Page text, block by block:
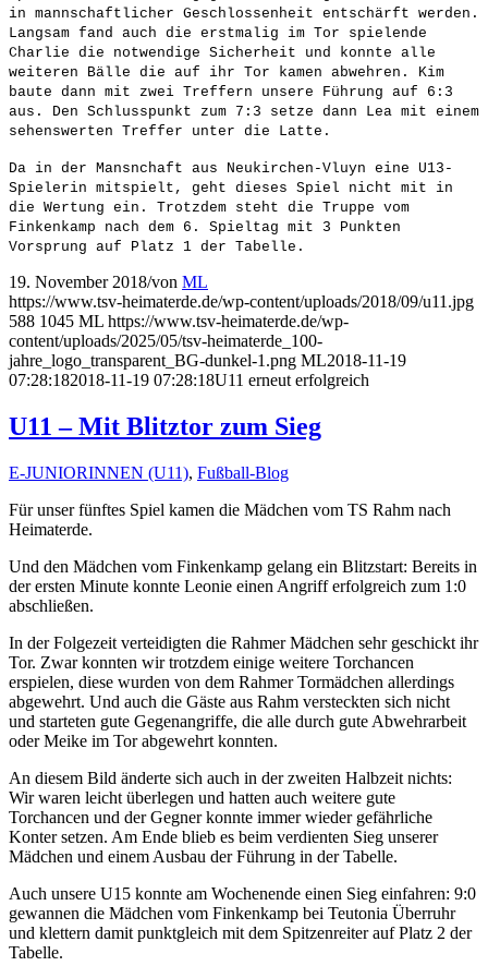
in mannschaftlicher Geschlossenheit entschärft werden.
Langsam fand auch die erstmalig im Tor spielende
Charlie die notwendige Sicherheit und konnte alle
weiteren Bälle die auf ihr Tor kamen abwehren. Kim
baute dann mit zwei Treffern unsere Führung auf 6:3
aus. Den Schlusspunkt zum 7:3 setze dann Lea mit einem
sehenswerten Treffer unter die Latte.
Da in der Mansnchaft aus Neukirchen-Vluyn eine U13-
Spielerin mitspielt, geht dieses Spiel nicht mit in
die Wertung ein. Trotzdem steht die Truppe vom
Finkenkamp nach dem 6. Spieltag mit 3 Punkten
Vorsprung auf Platz 1 der Tabelle.
19. November 2018/von ML
https://www.tsv-heimaterde.de/wp-content/uploads/2018/09/u11.jpg
588 1045 ML https://www.tsv-heimaterde.de/wp-
content/uploads/2025/05/tsv-heimaterde_100-
jahre_logo_transparent_BG-dunkel-1.png ML2018-11-19
07:28:182018-11-19 07:28:18U11 erneut erfolgreich
U11 – Mit Blitztor zum Sieg
E-JUNIORINNEN (U11), Fußball-Blog
Für unser fünftes Spiel kamen die Mädchen vom TS Rahm nach
Heimaterde.
Und den Mädchen vom Finkenkamp gelang ein Blitzstart: Bereits in
der ersten Minute konnte Leonie einen Angriff erfolgreich zum 1:0
abschließen.
In der Folgezeit verteidigten die Rahmer Mädchen sehr geschickt ihr
Tor. Zwar konnten wir trotzdem einige weitere Torchancen
erspielen, diese wurden von dem Rahmer Tormädchen allerdings
abgewehrt. Und auch die Gäste aus Rahm versteckten sich nicht
und starteten gute Gegenangriffe, die alle durch gute Abwehrarbeit
oder Meike im Tor abgewehrt konnten.
An diesem Bild änderte sich auch in der zweiten Halbzeit nichts:
Wir waren leicht überlegen und hatten auch weitere gute
Torchancen und der Gegner konnte immer wieder gefährliche
Konter setzen. Am Ende blieb es beim verdienten Sieg unserer
Mädchen und einem Ausbau der Führung in der Tabelle.
Auch unsere U15 konnte am Wochenende einen Sieg einfahren: 9:0
gewannen die Mädchen vom Finkenkamp bei Teutonia Überruhr
und klettern damit punktgleich mit dem Spitzenreiter auf Platz 2 der
Tabelle.